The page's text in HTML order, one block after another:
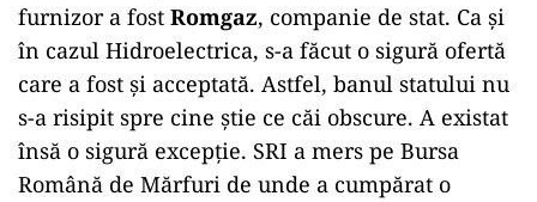
furnizor a fost Romgaz, companie de stat. Ca și
în cazul Hidroelectrica, s-a făcut o sigură ofertă
care a fost și acceptată. Astfel, banul statului nu
s-a risipit spre cine știe ce căi obscure. A existat
însă o sigură excepție. SRI a mers pe Bursa
Română de Mărfuri de unde a cumpărat o